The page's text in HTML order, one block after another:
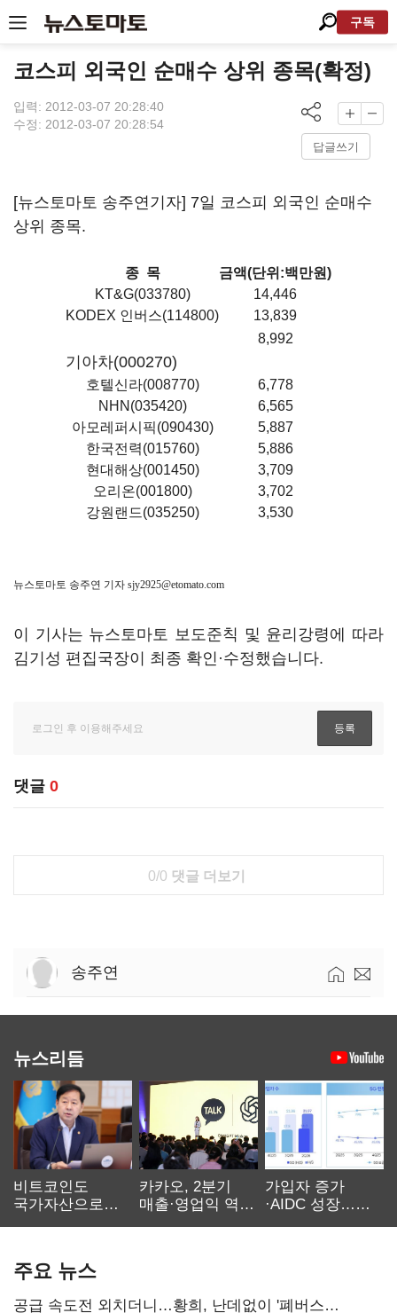
구독
코스피 외국인 순매수 상위 종목(확정)
입력: 2012-03-07 20:28:40
수정: 2012-03-07 20:28:54
답글쓰기
[뉴스토마토 송주연기자] 7일 코스피 외국인 순매수
상위 종목.
종 목
금액(단위:백만원)
KT&G(033780)
14,446
KODEX 인버스(114800)
13,839
기아차(000270)
8,992
호텔신라(008770)
6,778
NHN(035420)
6,565
아모레퍼시픽(090430)
5,887
한국전력(015760)
5,886
현대해상(001450)
3,709
오리온(001800)
3,702
강원랜드(035250)
3,530
뉴스토마토 송주연 기자 sjy2925@etomato.com
이 기사는 뉴스토마토 보도준칙 및 윤리강령에 따라
김기성 편집국장이 최종 확인·수정했습니다.
댓글 0
0/0 댓글 더보기
송주연
뉴스리듬
비트코인도
국가자산으로…'
카카오, 2분기
매출·영업익 역대
가입자 증가
·AIDC 성장…
주요 뉴스
공급 속도전 외치더니…황희, 난데없이 '폐버스